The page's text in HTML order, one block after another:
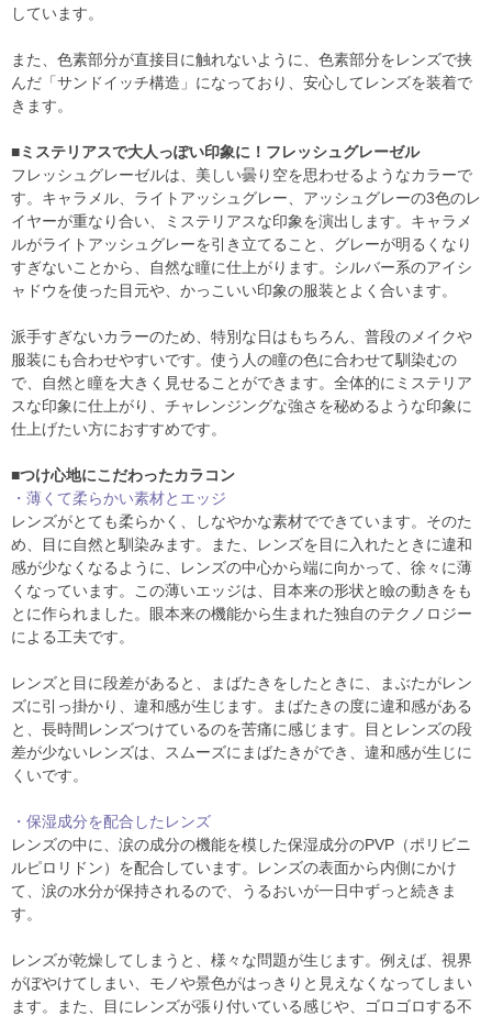
しています。
また、色素部分が直接目に触れないように、色素部分をレンズで挟
んだ「サンドイッチ構造」になっており、安心してレンズを装着で
きます。
■ミステリアスで大人っぽい印象に！フレッシュグレーゼル
フレッシュグレーゼルは、美しい曇り空を思わせるようなカラーで
す。キャラメル、ライトアッシュグレー、アッシュグレーの3色のレ
イヤーが重なり合い、ミステリアスな印象を演出します。キャラメ
ルがライトアッシュグレーを引き立てること、グレーが明るくなり
すぎないことから、自然な瞳に仕上がります。シルバー系のアイシ
ャドウを使った目元や、かっこいい印象の服装とよく合います。
派手すぎないカラーのため、特別な日はもちろん、普段のメイクや
服装にも合わせやすいです。使う人の瞳の色に合わせて馴染むの
で、自然と瞳を大きく見せることができます。全体的にミステリア
スな印象に仕上がり、チャレンジングな強さを秘めるような印象に
仕上げたい方におすすめです。
■つけ心地にこだわったカラコン
・薄くて柔らかい素材とエッジ
レンズがとても柔らかく、しなやかな素材でできています。そのた
め、目に自然と馴染みます。また、レンズを目に入れたときに違和
感が少なくなるように、レンズの中心から端に向かって、徐々に薄
くなっています。この薄いエッジは、目本来の形状と瞼の動きをも
とに作られました。眼本来の機能から生まれた独自のテクノロジー
による工夫です。
レンズと目に段差があると、まばたきをしたときに、まぶたがレン
ズに引っ掛かり、違和感が生じます。まばたきの度に違和感がある
と、長時間レンズつけているのを苦痛に感じます。目とレンズの段
差が少ないレンズは、スムーズにまばたきができ、違和感が生じに
くいです。
・保湿成分を配合したレンズ
レンズの中に、涙の成分の機能を模した保湿成分のPVP（ポリビニ
ルピロリドン）を配合しています。レンズの表面から内側にかけ
て、涙の水分が保持されるので、うるおいが一日中ずっと続きま
す。
レンズが乾燥してしまうと、様々な問題が生じます。例えば、視界
がぼやけてしまい、モノや景色がはっきりと見えなくなってしまい
ます。また、目にレンズが張り付いている感じや、ゴロゴロする不